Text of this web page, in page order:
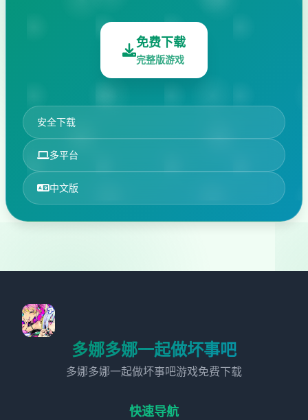
免费下载
完整版游戏
安全下载
多平台
中文版
多娜多娜一起做坏事吧
多娜多娜一起做坏事吧游戏免费下载
快速导航